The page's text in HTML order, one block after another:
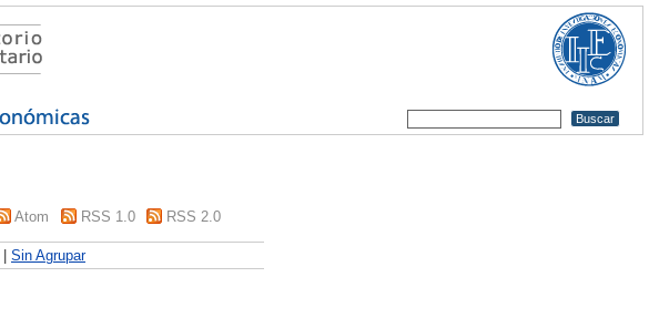
Atom RSS 1.0 RSS 2.0
Sin Agrupar